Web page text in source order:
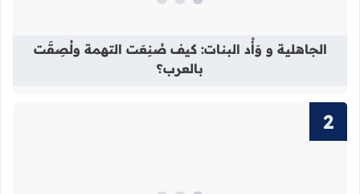
قراءة المزيد عن الجاهلية و وَأْد
الجاهلية و وَأْد البنات: كيف صُنِعَت التهمة ولُصِقَت
بالعرب؟